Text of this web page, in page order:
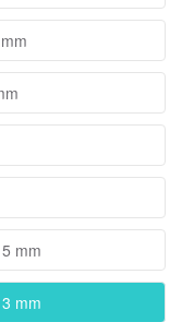
mm
mm